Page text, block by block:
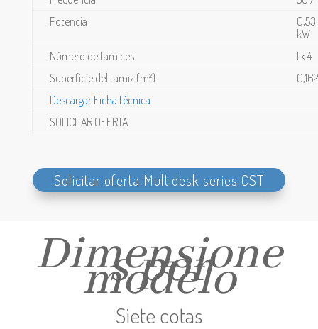
Potencia
kW
Número de tamices
1 < 4
Superfície del tamiz (m²)
0,162
Descargar Ficha técnica
SOLICITAR OFERTA
Solicitar oferta Multidesk series CST
Dimensione
s por
modelo
Siete cotas